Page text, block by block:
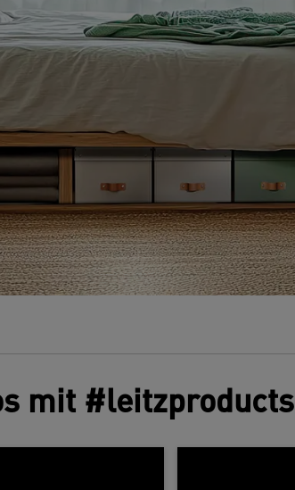
mit #leitzproducts